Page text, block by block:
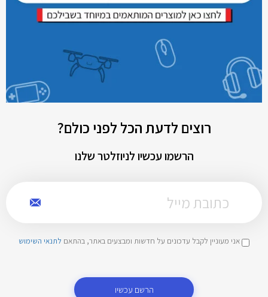
רוצים לדעת הכל לפני כולם?
הרשמו עכשיו לניוזלטר שלנו
אני מעוניין לקבל עדכונים על חדשות ומבצעים באתר, בהתאם לתנאי השימוש
הרשם עכשיו